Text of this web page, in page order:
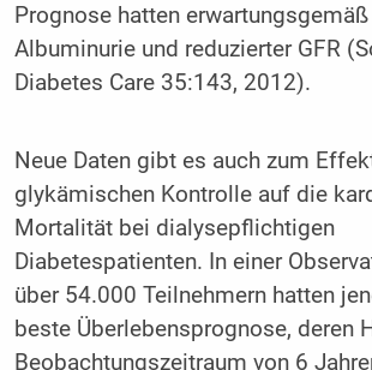
Prognose hatten
Albuminurie und reduzierter GFR
Diabetes Care 35:143, 2012).
Neue Daten gibt es auch zum
glykämischen Kontrolle auf die
Mortalität bei dialysepflichtigen
Diabetespatienten. In einer
über 54.000 Teilnehmern hatten
beste Überlebensprognose, deren
Beobachtungszeitraum von 6